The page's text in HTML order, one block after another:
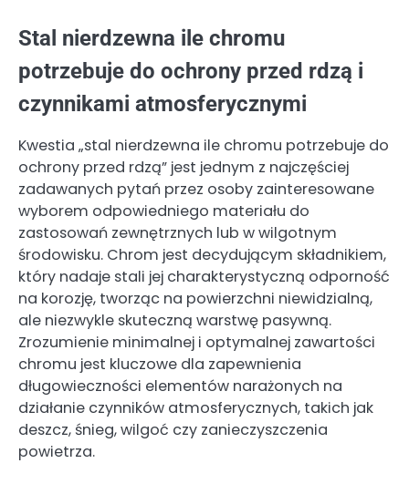
Stal nierdzewna ile chromu
potrzebuje do ochrony przed rdzą i
czynnikami atmosferycznymi
Kwestia „stal nierdzewna ile chromu potrzebuje do
ochrony przed rdzą” jest jednym z najczęściej
zadawanych pytań przez osoby zainteresowane
wyborem odpowiedniego materiału do
zastosowań zewnętrznych lub w wilgotnym
środowisku. Chrom jest decydującym składnikiem,
który nadaje stali jej charakterystyczną odporność
na korozję, tworząc na powierzchni niewidzialną,
ale niezwykle skuteczną warstwę pasywną.
Zrozumienie minimalnej i optymalnej zawartości
chromu jest kluczowe dla zapewnienia
długowieczności elementów narażonych na
działanie czynników atmosferycznych, takich jak
deszcz, śnieg, wilgoć czy zanieczyszczenia
powietrza.